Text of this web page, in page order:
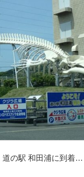
道の駅 和田浦に到着…